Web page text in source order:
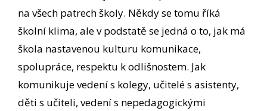
na všech patrech školy. Někdy se tomu říká
školní klima, ale v podstatě se jedná o to, jak má
škola nastavenou kulturu komunikace,
spolupráce, respektu k odlišnostem. Jak
komunikuje vedení s kolegy, učitelé s asistenty,
děti s učiteli, vedení s nepedagogickými